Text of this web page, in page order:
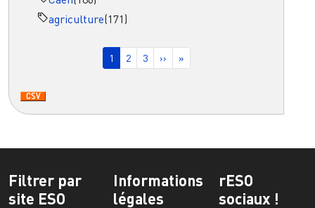
agriculture(171)
Page courante
1 Page
2 Page
3 Page suivante
›› Dernière page
»
Filtrer par
site ESO
Informations
légales
rESO
sociaux !